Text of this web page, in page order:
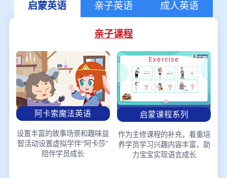
启蒙英语 亲子英语 成人英语
亲子课程
阿卡索魔法英语
设置丰富的故事场景和趣味益
智活动设置虚拟学伴“阿卡莎”
陪伴学员成长
启蒙课程系列
作为主修课程的补充，着重培
养学员学习兴趣内容丰富，助
力宝宝实现语言成长